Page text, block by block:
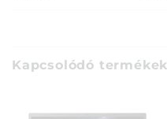
Kapcsolódó termékek